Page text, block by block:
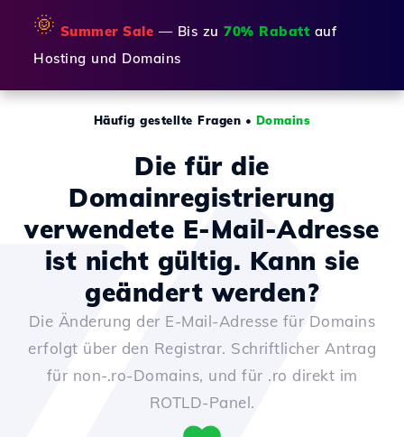
🌞 Summer Sale — Bis zu 70% Rabatt auf
Hosting und Domains
Häufig gestellte Fragen • Domains
Die für die
Domainregistrierung
verwendete E-Mail-Adresse
ist nicht gültig. Kann sie
geändert werden?
Die Änderung der E-Mail-Adresse für Domains
erfolgt über den Registrar. Schriftlicher Antrag
für non-.ro-Domains, und für .ro direkt im
ROTLD-Panel.